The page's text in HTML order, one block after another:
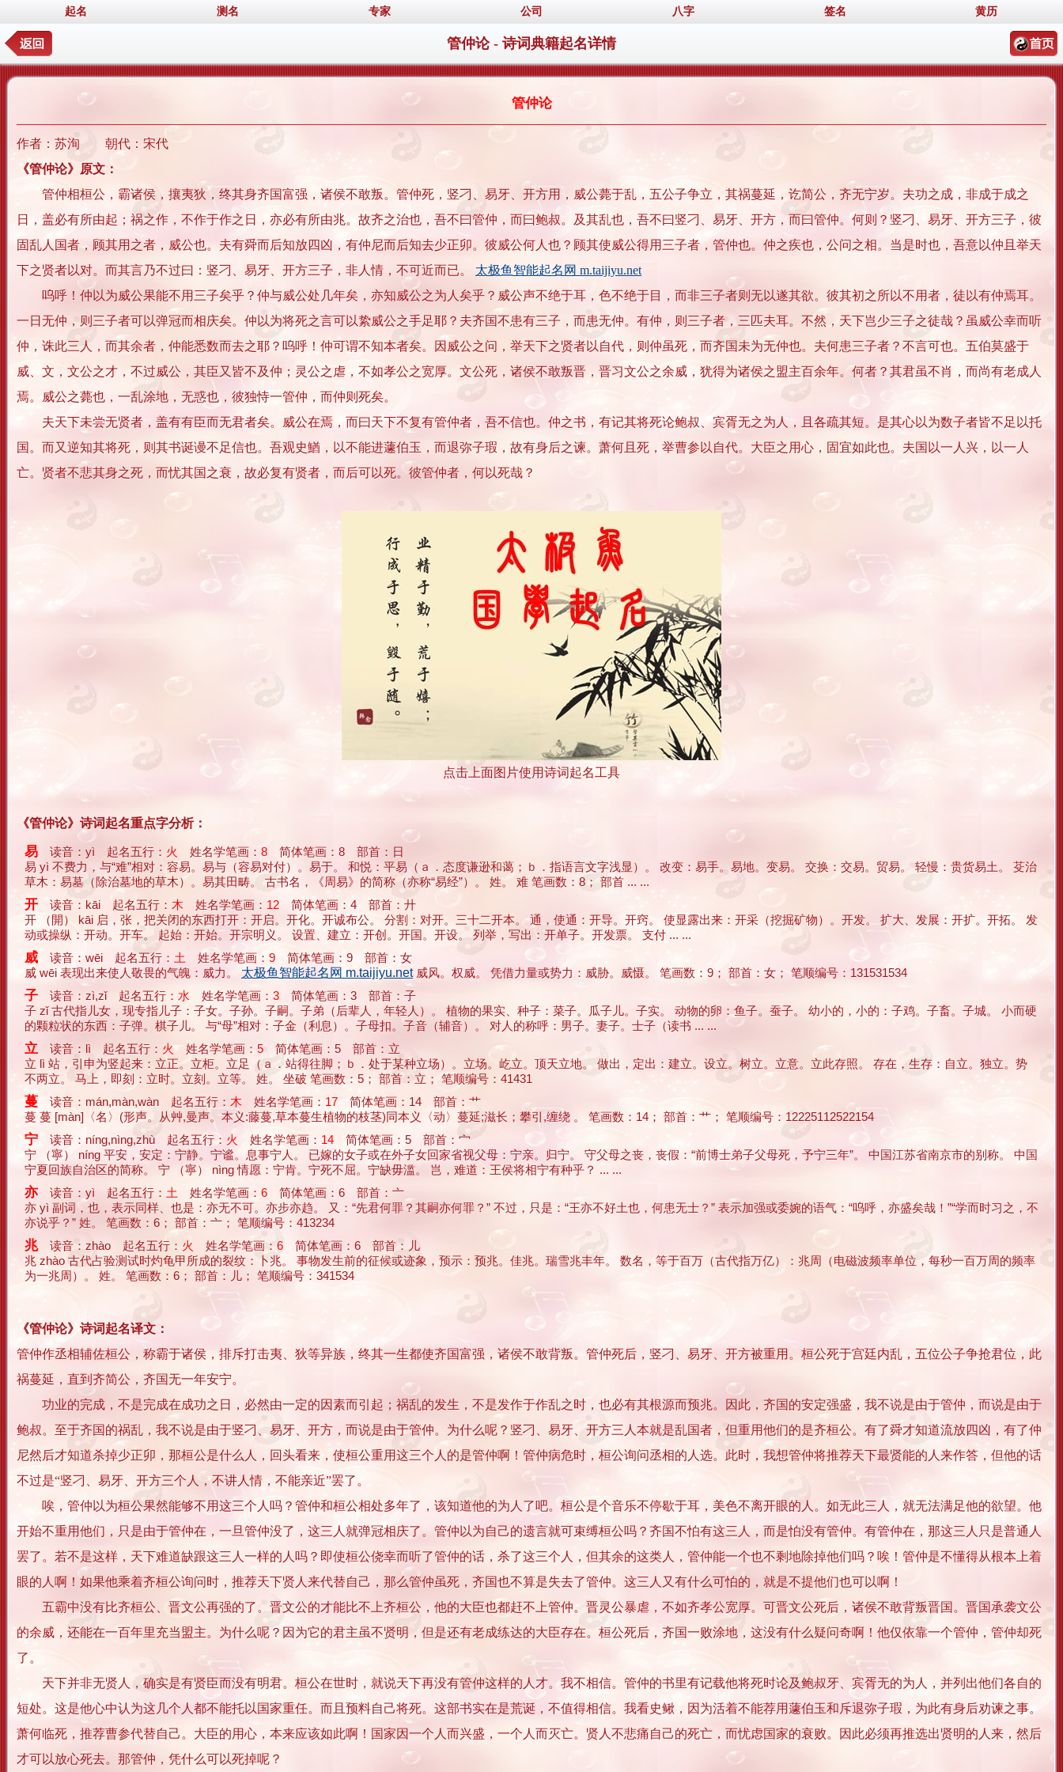
起名 测名 专家 公司 八字 签名 黄历
管仲论 - 诗词典籍起名详情
管仲论
作者：苏洵 朝代：宋代
《管仲论》原文：
管仲相桓公，霸诸侯，攘夷狄，终其身齐国富强，诸侯不敢叛。管仲死，竖刁、易牙、开方用，威公薨于乱，五公子争立，其祸蔓延，讫简公，齐无宁岁。夫功之成，非成于成之
日，盖必有所由起；祸之作，不作于作之日，亦必有所由兆。故齐之治也，吾不曰管仲，而曰鲍叔。及其乱也，吾不曰竖刁、易牙、开方，而曰管仲。何则？竖刁、易牙、开方三子，彼
固乱人国者，顾其用之者，威公也。夫有舜而后知放四凶，有仲尼而后知去少正卯。彼威公何人也？顾其使威公得用三子者，管仲也。仲之疾也，公问之相。当是时也，吾意以仲且举天
下之贤者以对。而其言乃不过曰：竖刁、易牙、开方三子，非人情，不可近而已。 太极鱼智能起名网 m.taijiyu.net
呜呼！仲以为威公果能不用三子矣乎？仲与威公处几年矣，亦知威公之为人矣乎？威公声不绝于耳，色不绝于目，而非三子者则无以遂其欲。彼其初之所以不用者，徒以有仲焉耳。
一日无仲，则三子者可以弹冠而相庆矣。仲以为将死之言可以絷威公之手足耶？夫齐国不患有三子，而患无仲。有仲，则三子者，三匹夫耳。不然，天下岂少三子之徒哉？虽威公幸而听
仲，诛此三人，而其余者，仲能悉数而去之耶？呜呼！仲可谓不知本者矣。因威公之问，举天下之贤者以自代，则仲虽死，而齐国未为无仲也。夫何患三子者？不言可也。五伯莫盛于
威、文，文公之才，不过威公，其臣又皆不及仲；灵公之虐，不如孝公之宽厚。文公死，诸侯不敢叛晋，晋习文公之余威，犹得为诸侯之盟主百余年。何者？其君虽不肖，而尚有老成人
焉。威公之薨也，一乱涂地，无惑也，彼独恃一管仲，而仲则死矣。
夫天下未尝无贤者，盖有有臣而无君者矣。威公在焉，而曰天下不复有管仲者，吾不信也。仲之书，有记其将死论鲍叔、宾胥无之为人，且各疏其短。是其心以为数子者皆不足以托
国。而又逆知其将死，则其书诞谩不足信也。吾观史鰌，以不能进蘧伯玉，而退弥子瑕，故有身后之谏。萧何且死，举曹参以自代。大臣之用心，固宜如此也。夫国以一人兴，以一人
亡。贤者不悲其身之死，而忧其国之衰，故必复有贤者，而后可以死。彼管仲者，何以死哉？
点击上面图片使用诗词起名工具
《管仲论》诗词起名重点字分析：
易 读音：yì 起名五行： 火 姓名学笔画： 8 简体笔画：8 部首：日
易 yì 不费力，与“难”相对：容易。易与（容易对付）。易于。 和悦：平易（ａ．态度谦逊和蔼；ｂ．指语言文字浅显）。 改变：易手。易地。变易。 交换：交易。贸易。 轻慢：贵货易土。 芟治
草木：易墓（除治墓地的草木）。易其田畴。 古书名，《周易》的简称（亦称“易经”）。 姓。 难 笔画数：8； 部首 ... ...
开 读音：kāi 起名五行： 木 姓名学笔画： 12 简体笔画：4 部首：廾
开 （開） kāi 启，张，把关闭的东西打开：开启。开化。开诚布公。 分割：对开。三十二开本。 通，使通：开导。开窍。 使显露出来：开采（挖掘矿物）。开发。 扩大、发展：开扩。开拓。 发
动或操纵：开动。开车。 起始：开始。开宗明义。 设置、建立：开创。开国。开设。 列举，写出：开单子。开发票。 支付 ... ...
威 读音：wēi 起名五行： 土 姓名学笔画： 9 简体笔画：9 部首：女
威 wēi 表现出来使人敬畏的气魄：威力。 太极鱼智能起名网 m.taijiyu.net威风。权威。 凭借力量或势力：威胁。威慑。 笔画数：9； 部首：女； 笔顺编号：131531534
子 读音：zì,zǐ 起名五行： 水 姓名学笔画： 3 简体笔画：3 部首：子
子 zǐ 古代指儿女，现专指儿子：子女。子孙。子嗣。子弟（后辈人，年轻人）。 植物的果实、种子：菜子。瓜子儿。子实。 动物的卵：鱼子。蚕子。 幼小的，小的：子鸡。子畜。子城。 小而硬
的颗粒状的东西：子弹。棋子儿。 与“母”相对：子金（利息）。子母扣。子音（辅音）。 对人的称呼：男子。妻子。士子（读书 ... ...
立 读音：lì 起名五行： 火姓名学笔画： 5 简体笔画：5 部首：立
立 lì 站，引申为竖起来：立正。立柜。立足（ａ．站得往脚；ｂ．处于某种立场）。立场。屹立。顶天立地。 做出，定出：建立。设立。树立。立意。立此存照。 存在，生存：自立。独立。势
不两立。 马上，即刻：立时。立刻。立等。 姓。 坐破 笔画数：5； 部首：立； 笔顺编号：41431
蔓 读音：mán,màn,wàn 起名五行： 木 姓名学笔画： 17 简体笔画：14 部首：艹
蔓 蔓 [màn]〈名〉(形声。从艸,曼声。本义:藤蔓,草本蔓生植物的枝茎)同本义〈动〉蔓延;滋长；攀引,缠绕 。 笔画数：14； 部首：艹； 笔顺编号：12225112522154
宁 读音：níng,nìng,zhù 起名五行： 火 姓名学笔画： 14 简体笔画：5 部首：宀
宁 （寧） níng 平安，安定：宁静。宁谧。息事宁人。 已嫁的女子或在外子女回家省视父母：宁亲。归宁。 守父母之丧，丧假：“前博士弟子父母死，予宁三年”。 中国江苏省南京市的别称。 中国
宁夏回族自治区的简称。 宁 （寧） nìng 情愿：宁肯。宁死不屈。宁缺毋滥。 岂，难道：王侯将相宁有种乎？ ... ...
亦 读音：yì 起名五行： 土 姓名学笔画： 6 简体笔画：6 部首：亠
亦 yì 副词，也，表示同样、也是：亦无不可。亦步亦趋。 又：“先君何罪？其嗣亦何罪？” 不过，只是：“王亦不好土也，何患无士？” 表示加强或委婉的语气：“呜呼，亦盛矣哉！”“学而时习之，不
亦说乎？” 姓。 笔画数：6； 部首：亠； 笔顺编号：413234
兆读音：zhào 起名五行： 火 姓名学笔画： 6 简体笔画：6 部首：儿
兆 zhào 古代占验测试时灼龟甲所成的裂纹：卜兆。 事物发生前的征候或迹象，预示：预兆。佳兆。瑞雪兆丰年。 数名，等于百万（古代指万亿）：兆周（电磁波频率单位，每秒一百万周的频率
为一兆周）。 姓。 笔画数：6； 部首：儿； 笔顺编号：341534
《管仲论》诗词起名译文：
管仲作丞相辅佐桓公，称霸于诸侯，排斥打击夷、狄等异族，终其一生都使齐国富强，诸侯不敢背叛。管仲死后，竖刁、易牙、开方被重用。桓公死于宫廷内乱，五位公子争抢君位，此
祸蔓延，直到齐简公，齐国无一年安宁。
功业的完成，不是完成在成功之日，必然由一定的因素而引起；祸乱的发生，不是发作于作乱之时，也必有其根源而预兆。因此，齐国的安定强盛，我不说是由于管仲，而说是由于
鲍叔。至于齐国的祸乱，我不说是由于竖刁、易牙、开方，而说是由于管仲。为什么呢？竖刁、易牙、开方三人本就是乱国者，但重用他们的是齐桓公。有了舜才知道流放四凶，有了仲
尼然后才知道杀掉少正卯，那桓公是什么人，回头看来，使桓公重用这三个人的是管仲啊！管仲病危时，桓公询问丞相的人选。此时，我想管仲将推荐天下最贤能的人来作答，但他的话
不过是“竖刁、易牙、开方三个人，不讲人情，不能亲近”罢了。
唉，管仲以为桓公果然能够不用这三个人吗？管仲和桓公相处多年了，该知道他的为人了吧。桓公是个音乐不停歇于耳，美色不离开眼的人。如无此三人，就无法满足他的欲望。他
开始不重用他们，只是由于管仲在，一旦管仲没了，这三人就弹冠相庆了。管仲以为自己的遗言就可束缚桓公吗？齐国不怕有这三人，而是怕没有管仲。有管仲在，那这三人只是普通人
罢了。若不是这样，天下难道缺跟这三人一样的人吗？即使桓公侥幸而听了管仲的话，杀了这三个人，但其余的这类人，管仲能一个也不剩地除掉他们吗？唉！管仲是不懂得从根本上着
眼的人啊！如果他乘着齐桓公询问时，推荐天下贤人来代替自己，那么管仲虽死，齐国也不算是失去了管仲。这三人又有什么可怕的，就是不提他们也可以啊！
五霸中没有比齐桓公、晋文公再强的了。晋文公的才能比不上齐桓公，他的大臣也都赶不上管仲。晋灵公暴虐，不如齐孝公宽厚。可晋文公死后，诸侯不敢背叛晋国。晋国承袭文公
的余威，还能在一百年里充当盟主。为什么呢？因为它的君主虽不贤明，但是还有老成练达的大臣存在。桓公死后，齐国一败涂地，这没有什么疑问奇啊！他仅依靠一个管仲，管仲却死
了。
天下并非无贤人，确实是有贤臣而没有明君。桓公在世时，就说天下再没有管仲这样的人才。我不相信。管仲的书里有记载他将死时论及鲍叔牙、宾胥无的为人，并列出他们各自的
短处。这是他心中认为这几个人都不能托以国家重任。而且预料自己将死。这部书实在是荒诞，不值得相信。我看史鳅，因为活着不能荐用蘧伯玉和斥退弥子瑕，为此有身后劝谏之事。
萧何临死，推荐曹参代替自己。大臣的用心，本来应该如此啊！国家因一个人而兴盛，一个人而灭亡。贤人不悲痛自己的死亡，而忧虑国家的衰败。因此必须再推选出贤明的人来，然后
才可以放心死去。那管仲，凭什么可以死掉呢？